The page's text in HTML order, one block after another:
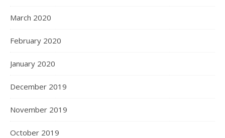
March 2020
February 2020
January 2020
December 2019
November 2019
October 2019